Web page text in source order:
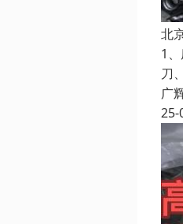
北
1
刀
广
25-